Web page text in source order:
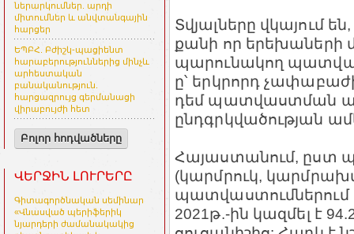
ներարկումներ. արդի
միտումներ և անվտանգային
հարցեր
ԵՊԲՀ. Բժիշկ-պացիենտ
հարաբերություններից մինչև
արհեստական
բանականություն.
հարցազրույց գերմանացի
վիրաբույժի հետ
Բոլոր հոդվածները
ՎԵՐՋԻՆ ԼՈՒՐԵՐԸ
Գիտագործնական սեմինար
«Վնասված պերիֆերիկ
նյարդերի ժամանակակից
Տվյալները վկայում
քանի որ երեխաների
պարունակող
ը՝ երկրորդ
դեմ պատվաստման
ընդգրկվածության
Հայաստանում, ըստ
(կարմրուկ,
պատվաստումներում
2021թ.-ին կազմել է